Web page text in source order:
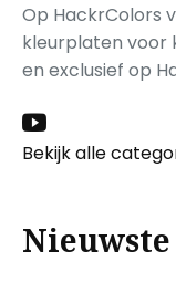
Op HackrColors
kleurplaten voor
en exclusief op
Bekijk alle